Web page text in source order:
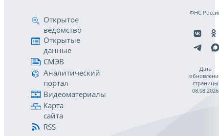
Открытое
ведомство
Открытые
данные
СМЭВ
Аналитический
портал
Видеоматериалы
Карта
сайта
RSS
ФНС
Дата
страницы
08.08.2026